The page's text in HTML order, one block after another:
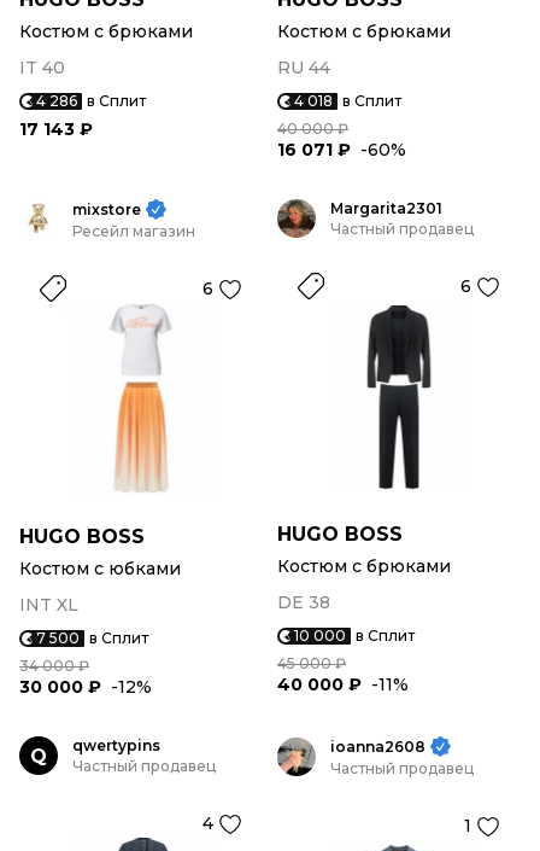
Костюм с брюками
IT 40
4 286 в Сплит
17 143 ₽
Костюм с брюками
RU 44
4 018 в Сплит
40 000 ₽
16 071 ₽ -60%
mixstore
Ресейл магазин
6
HUGO BOSS
Костюм с юбками
INT XL
7 500 в Сплит
34 000 ₽
30 000 ₽ -12%
Margarita2301
Частный продавец
6
HUGO BOSS
Костюм с брюками
DE 38
10 000 в Сплит
45 000 ₽
40 000 ₽ -11%
Q
qwertypins
Частный продавец
4
ioanna2608
Частный продавец
1